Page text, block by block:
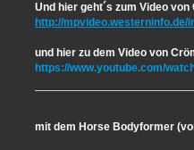
Und hier geht´s zum Video von
http://mpvideo.westerninfo.de/
und hier zu dem Video von
https://www.youtube.com/
mit dem Horse Bodyformer